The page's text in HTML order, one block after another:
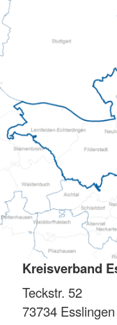
Kreisverband
Teckstr. 52
73734 Esslingen